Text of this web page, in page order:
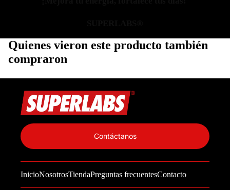
Quienes vieron este producto también
compraron
InicioNosotrosTiendaPreguntas frecuentesContacto
Contáctanos
Información de contacto
Política de reembolso
Términos del servicio
Política de envío